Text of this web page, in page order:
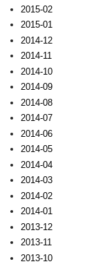
2015-02
2015-01
2014-12
2014-11
2014-10
2014-09
2014-08
2014-07
2014-06
2014-05
2014-04
2014-03
2014-02
2014-01
2013-12
2013-11
2013-10